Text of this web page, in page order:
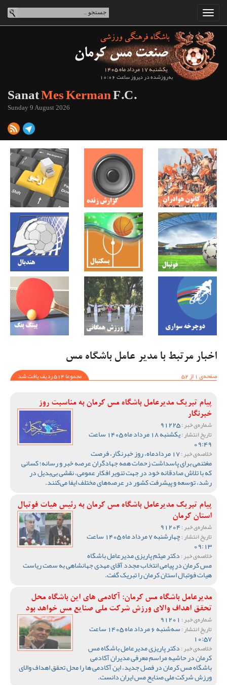
یکشنبه 17 مرداد ماه 1405
به‌روزشده در دیروز ساعت 10:06
SanatMes KermanF.C.
Sunday 9 August 2026
اخبار مرتبط با مدیر عامل باشگاه مس
صفحه‌ی 1 از 52
مجموعا 514 ردیف یافت شد
پیام تبریک مدیرعامل باشگاه مس کرمان به مناسبت روز
خبرنگار
شماره‌ی خبر :
تاریخ انتشار : یکشنبه 18 مرداد ماه 1405 ساعت
09:49
خلاصه‌ی خبر : 17 مردادماه، روز خبرنگار، فرصت
مغتنمی برای پاسداشت زحمات همه جهادگران عرصه خبر و رسانه؛ کسانی
که با تلاش صادقانه خود در جهت تنویر افکار عمومی، نقشی بی‌بدیل در
رشد، توسعه و پیشرفت کشور در عرصه‌های مختلف ایفا می‌کنند.
پیام تبریک مدیرعامل باشگاه مس کرمان به رئیس هیات فوتبال
استان کرمان
شماره‌ی خبر :
تاریخ انتشار : چهارشنبه 7 مرداد ماه 1405 ساعت
09:13
خلاصه‌ی خبر :دکتر میثم پاریزی مدیرعامل باشگاه
مس کرمان در پیامی انتخاب مجدد آقای مهدی جهانشاهی به سمت ریاست
هیات فوتبال استان کرمان را تبریک گفت‌.
مدیرعامل باشگاه مس کرمان: آکادمی های این باشگاه محل
تحقق اهداف والای ورزش شرکت ملی صنایع مس خواهد بود
شماره‌ی خبر :
تاریخ انتشار : سه‌شنبه 6 مرداد ماه 1405 ساعت
10:57
خلاصه‌ی خبر :دکتر پاریزی مدیرعامل باشگاه مس
کرمان در حاشیه مراسم معرفی مدیران آکادمی
باشگاه مس کرمان در فصل جدید، این آکادمی ها را محل تحقق اهداف والای
ورزش شرکت ملی صنایع مس ایران دانست.